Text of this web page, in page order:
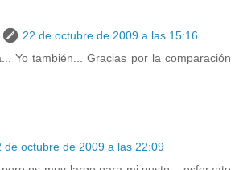
22 de octubre de 2009 a las 15:16
Yo también... Gracias por la comparación
de octubre de 2009 a las 22:09